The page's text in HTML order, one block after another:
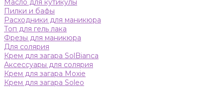
Масло для кутикулы
Пилки и бафы
Расходники для маникюра
Топ для гель лака
Фрезы для маникюра
Для солярия
Крем для загара SolBianca
Аксессуары для солярия
Крем для загара Moxie
Крем для загара Soleo